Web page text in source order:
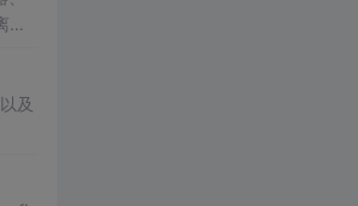
环
及